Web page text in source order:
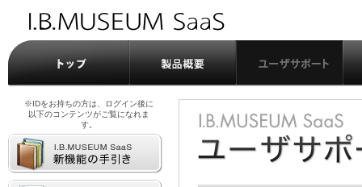
※IDをお持ちの方は、ログイン後に
以下のコンテンツがご覧になれま
す。